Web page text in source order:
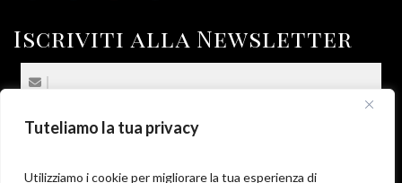
Tuteliamo la tua privacy
Utilizziamo i cookie per migliorare la tua esperienza di
Iscriviti alla Newsletter
(*) Sottoscrivo la Privacy Policy